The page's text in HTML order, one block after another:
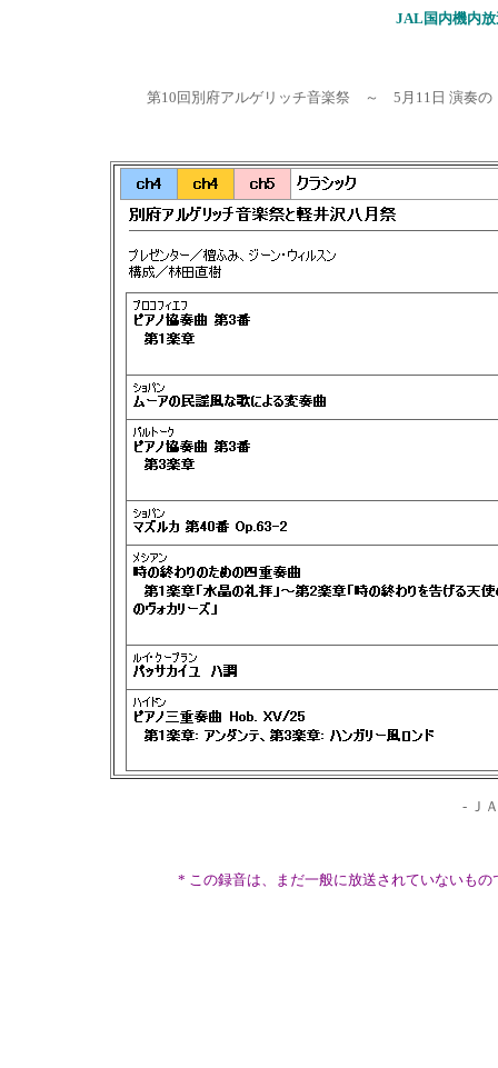
JAL国内機内
第10回別府アルゲリッチ音楽祭 ～ 5月 11日 演奏
- Ｊ
* この録音は、まだ一般に放送されていないも